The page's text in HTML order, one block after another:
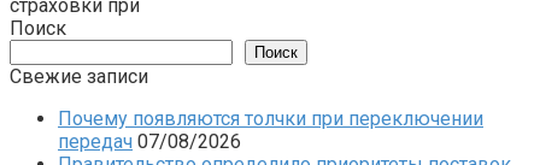
страховки при
Поиск
Поиск
Свежие записи
Почему появляются толчки при переключении
передач 07/08/2026